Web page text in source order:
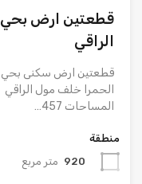
قطعتين ارض بحي
الراقي
قطعتين ارض سكنى بحي
الحمرا خلف مول الراقي
المساحات 457…
منطقة
920 متر مربع